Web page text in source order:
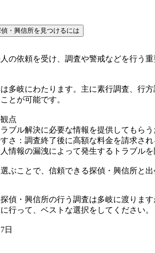
・興信所を見つけるには
の依頼を受け、調査や警戒などを行う
多岐にわたります。主に素行調査、行
とが可能です。
点
ブル解決に必要な情報を提供してもら
さ：調査終了後に高額な料金を請求さ
情報の漏洩によって発生するトラブル
ぶことで、信頼できる探偵・興信所と出
偵・興信所の行う調査は多岐に渡りま
行って、ベストな選択をしてください。
日